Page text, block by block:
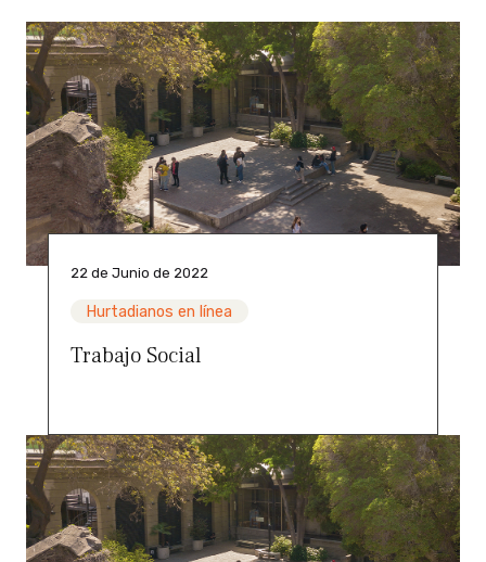
22 de Junio de 2022
Hurtadianos en línea
Trabajo Social